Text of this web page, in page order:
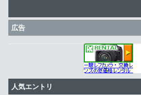
広告
人気エントリ